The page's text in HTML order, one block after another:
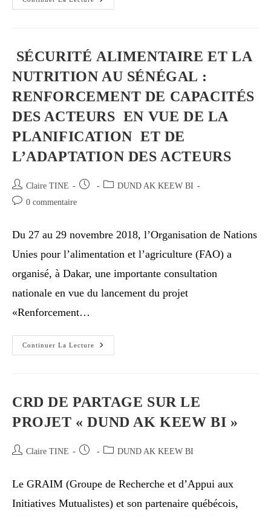
SÉCURITÉ ALIMENTAIRE ET LA
NUTRITION AU SÉNÉGAL :
RENFORCEMENT DE CAPACITÉS
DES ACTEURS EN VUE DE LA
PLANIFICATION ET DE
L’ADAPTATION DES ACTEURS
Claire TINE
DUND AK KEEW BI
0 commentaire
Du 27 au 29 novembre 2018, l’Organisation de Nations
Unies pour l’alimentation et l’agriculture (FAO) a
organisé, à Dakar, une importante consultation
nationale en vue du lancement du projet
«Renforcement…
Continuer La Lecture
CRD DE PARTAGE SUR LE
PROJET « DUND AK KEEW BI »
Claire TINE DUND AK KEEW BI
Le GRAIM (Groupe de Recherche et d’Appui aux
Initiatives Mutualistes) et son partenaire québécois,